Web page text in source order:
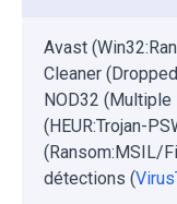
Avast
Cleaner
NOD32
(HEUR:Trojan-
(Ransom:MSIL/
détections (